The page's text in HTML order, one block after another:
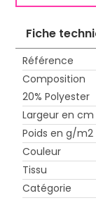
Fiche
Référence
Composition
20% Polyester
Largeur en cm
Poids en g/m2
Couleur
Tissu
Catégorie